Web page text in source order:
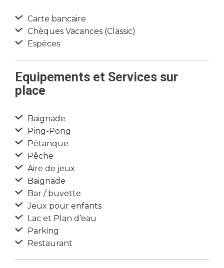
Carte bancaire
Chèques Vacances (Classic)
Espèces
Equipements et Services sur
place
Baignade
Ping-Pong
Pétanque
Pêche
Aire de jeux
Baignade
Bar / buvette
Jeux pour enfants
Lac et Plan d’eau
Parking
Restaurant